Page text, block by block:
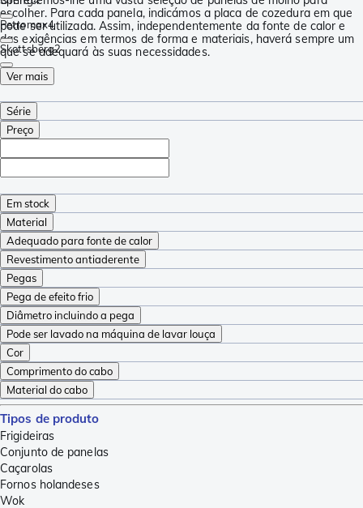
escolher. Para cada panela, indicámos a placa de cozedura em que
pode ser utilizada. Assim, independentemente da fonte de calor e
das exigências em termos de forma e materiais, haverá sempre um
que se adequará às suas necessidades.
Petromax4
Skottsberg2
Ver mais
Série
Preço
Em stock
Material
Adequado para fonte de calor
Revestimento antiaderente
Pegas
Pega de efeito frio
Diâmetro incluindo a pega
Pode ser lavado na máquina de lavar louça
Cor
Comprimento do cabo
Material do cabo
Tipos de produto
Frigideiras
Conjunto de panelas
Caçarolas
Fornos holandeses
Wok